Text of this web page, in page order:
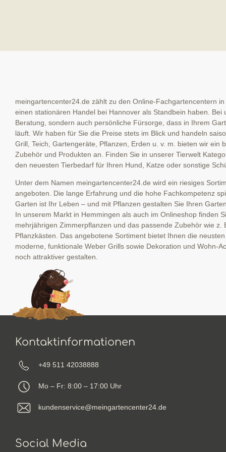
meingartencenter24.de zählt zu den Online-Fachgartencentern
einen stationären Handel bei Hannover als Standbein haben. Bei
Beratung, sondern auch persönliche Fürsorge, dass in Ihrem
läuft. Wir haben für Sie die Preise stets im Blick und handeln
Grill, Teich, Gartengeräte, Pflanzen, Erden u. v. m. bieten wir ein
Zubehör und Produkten an. Finden Sie in unserer Tierwelt
den neuesten Tierbedarf für Ihren Hund, Katze oder sonstige
Unter dem Namen meingartencenter24.de wird ein riesiges
angeboten. Die lange Erfahrung und die hohe Fachkompetenz
Garten ist Ihr Leben – und mit Pflanzen gestalten Sie Ihren
In unserem Markt in Hemmingen als auch im Onlineshop finden
mehrjährigen Zimmerpflanzen und das passende Zubehör wie z.
Pflanzkästen. Das angebotene Sortiment bietet Ihnen die
moderne, funktionale Weber Grills sowie Dekoration und Wohn-
noch attraktiver gestalten.
Kontaktinformationen
+49 511 42038888
Mo – Fr: 8:00 – 17:00 Uhr
kundenservice@meingartencenter24.de
Social Media